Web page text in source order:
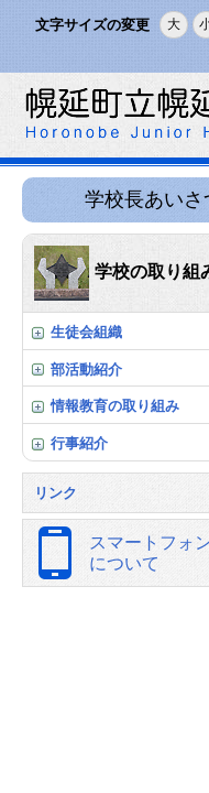
文字サイズの変更 大
学校長あいさ
学校の取り組
生徒会組織
部活動紹介
情報教育の取り組み
行事紹介
リンク
スマートフォ
について